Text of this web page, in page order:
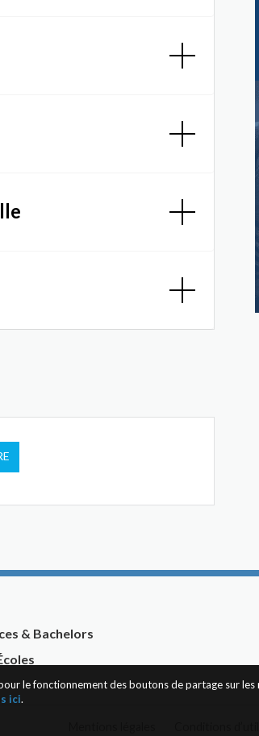
& Bachelors
le fonctionnement des boutons de partage sur les
ici.